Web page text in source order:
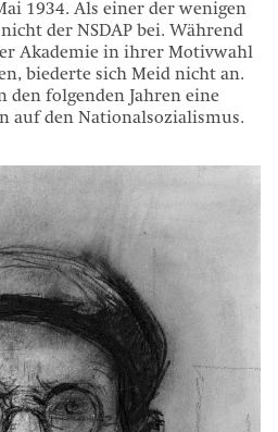
1934. Als einer der wenigen
der NSDAP bei. Während
Akademie in ihrer Motivwahl
biederte sich Meid nicht an.
den folgenden Jahren eine
auf den Nationalsozialismus.